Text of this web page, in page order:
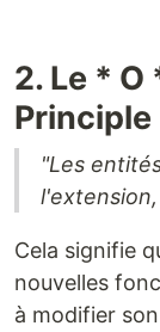
2. Le *
Principle
"Les
Cela signifie
nouvelles
à modifier